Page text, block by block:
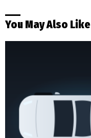
You May Also Like